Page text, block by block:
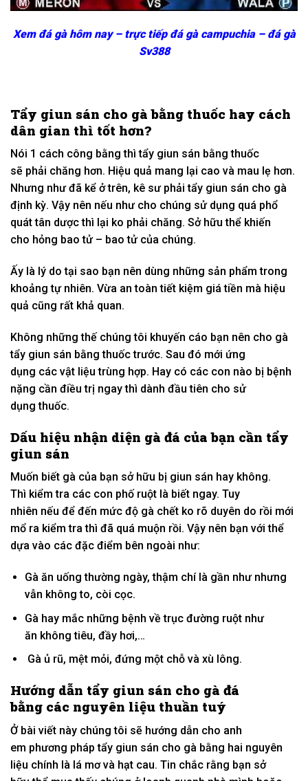
Xem đá gà hôm nay – trực tiếp đá gà campuchia – đá gà
Sv388
Tẩy giun sán cho gà bằng thuốc hay cách
dân gian thì tốt hơn?
Nói 1 cách công bằng thì tẩy giun sán bằng thuốc
sẽ phải chăng hơn. Hiệu quả mang lại cao và mau lẹ hơn.
Nhưng như đã kể ở trên, kê sư phải tẩy giun sán cho gà
định kỳ. Vậy nên nếu nhưcho chúng sử dụng quá phổ
quát tân dượcthì lại ko phải chăng. Sở hữu thể khiến
cho hỏng bao tử– bao tửcủa chúng.
Ấy là lý dotại sao bạn nên dùng những sản phẩmtrong
khoảng tự nhiên. Vừa an toàn tiết kiệm giá tiền mà hiệu
quả cũng rất khả quan.
Không những thếchúng tôi khuyến cáo bạn nên cho gà
tẩy giun sán bằng thuốc trước. Sau đó mới ứng
dụng các vật liệu trùng hợp. Hay có các con nào bị bệnh
nặng cần điều trị ngay thì dành đầu tiên cho sử
dụng thuốc.
Dấu hiệu nhận diện gà đá của bạn cần tẩy
giun sán
Muốn biết gà của bạn sở hữu bị giun sán hay không.
Thì kiểm tra các con phố ruột là biết ngay. Tuy
nhiên nếu để đến mức độ gà chết ko rõ duyên do rồi mới
mổ ra kiểm tra thì đã quá muộn rồi. Vậy nên bạn với thể
dựa vào các đặc điểm bên ngoài như:
Gà ăn uốngthường ngày, thậm chí là gần nhưnhưng
vẫn không to, còi cọc.
Gà hay mắc những bệnh vềtrục đường ruột như
ăn không tiêu, đầy hơi,…
Gà ủ rũ, mệt mỏi, đứng mộtchỗ và xù lông.
Hướng dẫn tẩy giun sán cho gà đá
bằng các nguyên liệu thuần tuý
Ở bài viết này chúng tôi sẽ hướng dẫn cho anh
em phương pháp tẩy giun sán cho gà bằng hai nguyên
liệu chính là lá mơ và hạt cau. Tin chắc rằng bạn sở